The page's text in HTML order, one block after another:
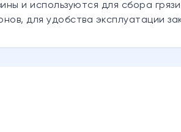
и используются для сбора
для удобства эксплуатации